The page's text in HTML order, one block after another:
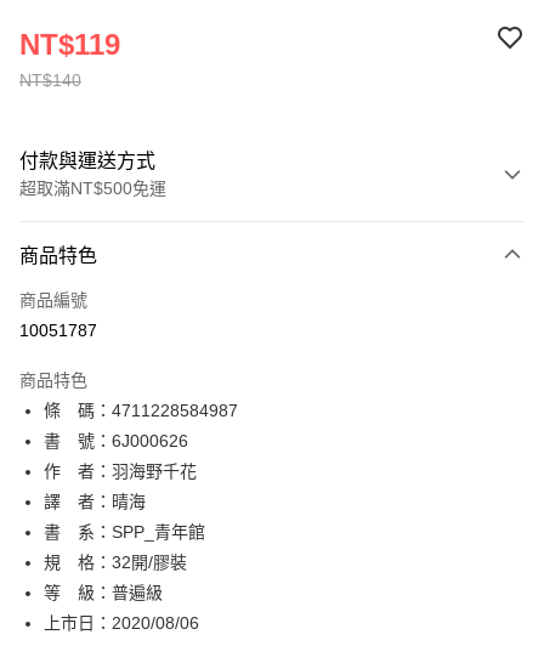
NT$140
NT$119
付款與運送方式
超取滿NT$500免運
信用卡一次付款
超商取貨付款
相關說明
【關於「AFTEE先享後付」】
AFTEE先享後付是「在收到商品之後才付款」的支付方式。 讓您購物簡單
便利好安心！
１．簡單：不需註冊會員、不需綁卡、不需儲值。
２．便利：只要手機號碼，簡訊認證，即可結帳。
３．安心：先確認商品／服務後，再付款。
【「AFTEE先享後付」結帳流程】
１．於結帳方式選擇「AFTEE先享後付」後，將跳轉至「AFTEE先享後付」
結帳頁面，進行簡訊認證並確認金額後，即可完成結帳。
２．訂單成立數日內，您將收到繳費通知簡訊。
ATM付款
運送方式
全家取貨付款
每筆NT$80，滿NT$500(含以上)免運費
付款後全家取貨
商品特色
商品編號
10051787
商品特色
條 碼：4711228584987
書 號：6J000626
作 者：羽海野千花
譯 者：晴海
書 系：SPP_青年館
規 格：32開/膠裝
等 級：普遍級
上市日：2020/08/06